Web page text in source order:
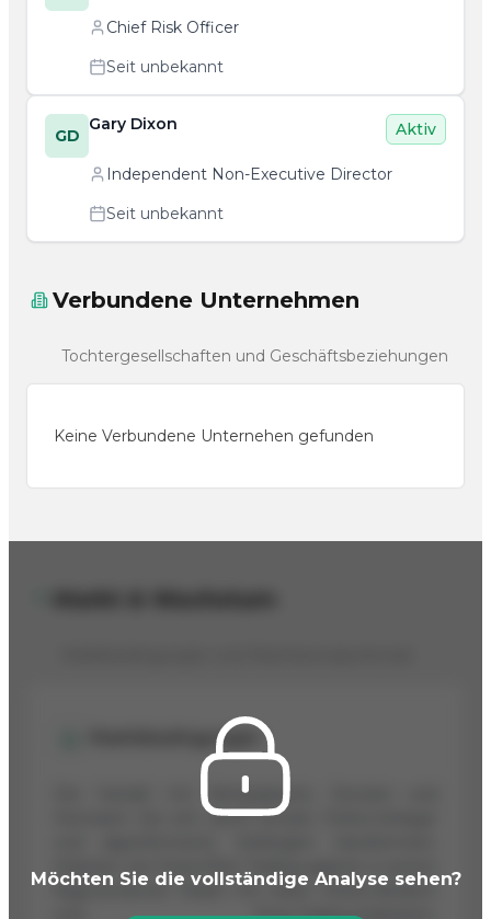
Chief Risk Officer
Seit unbekannt
GD
Gary Dixon Aktiv
Independent Non-Executive Director
Seit unbekannt
Verbundene Unternehmen
Tochtergesellschaften und Geschäftsbeziehungen
Keine Verbundene Unternehen gefunden
Möchten Sie die vollständige Analyse sehen?
Marktbedingungen
Der Handel mit Wertpapieren, Devisen und
Derivaten hat sich durch private Online-Anleger
Anbieter wie FinanzPilot Trading agieren in einem
fragmentierten Markt mit vielen Online-Brokern
und Prop-Trading-Anbietern.